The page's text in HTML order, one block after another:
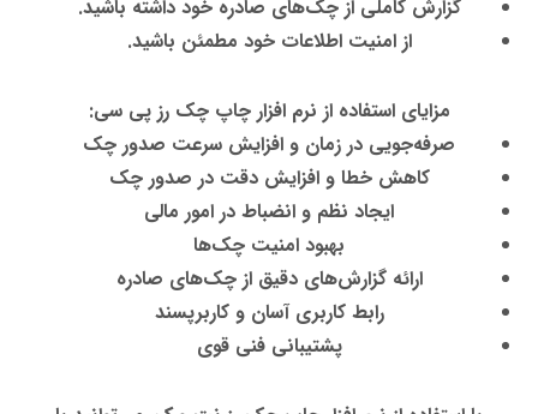
گزارش کاملی از چک‌های صادره خود داشته باشید.
از امنیت اطلاعات خود مطمئن باشید.
مزایای استفاده از نرم افزار چاپ چک رز پی سی:
صرفه‌جویی در زمان و افزایش سرعت صدور چک
کاهش خطا و افزایش دقت در صدور چک
ایجاد نظم و انضباط در امور مالی
بهبود امنیت چک‌ها
ارائه گزارش‌های دقیق از چک‌های صادره
رابط کاربری آسان و کاربرپسند
پشتیبانی فنی قوی